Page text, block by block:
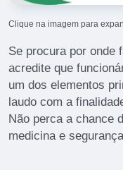
Clique na imagem para
Se procura por onde
acredite que
um dos elementos
laudo com a
Não perca a chance
medicina e